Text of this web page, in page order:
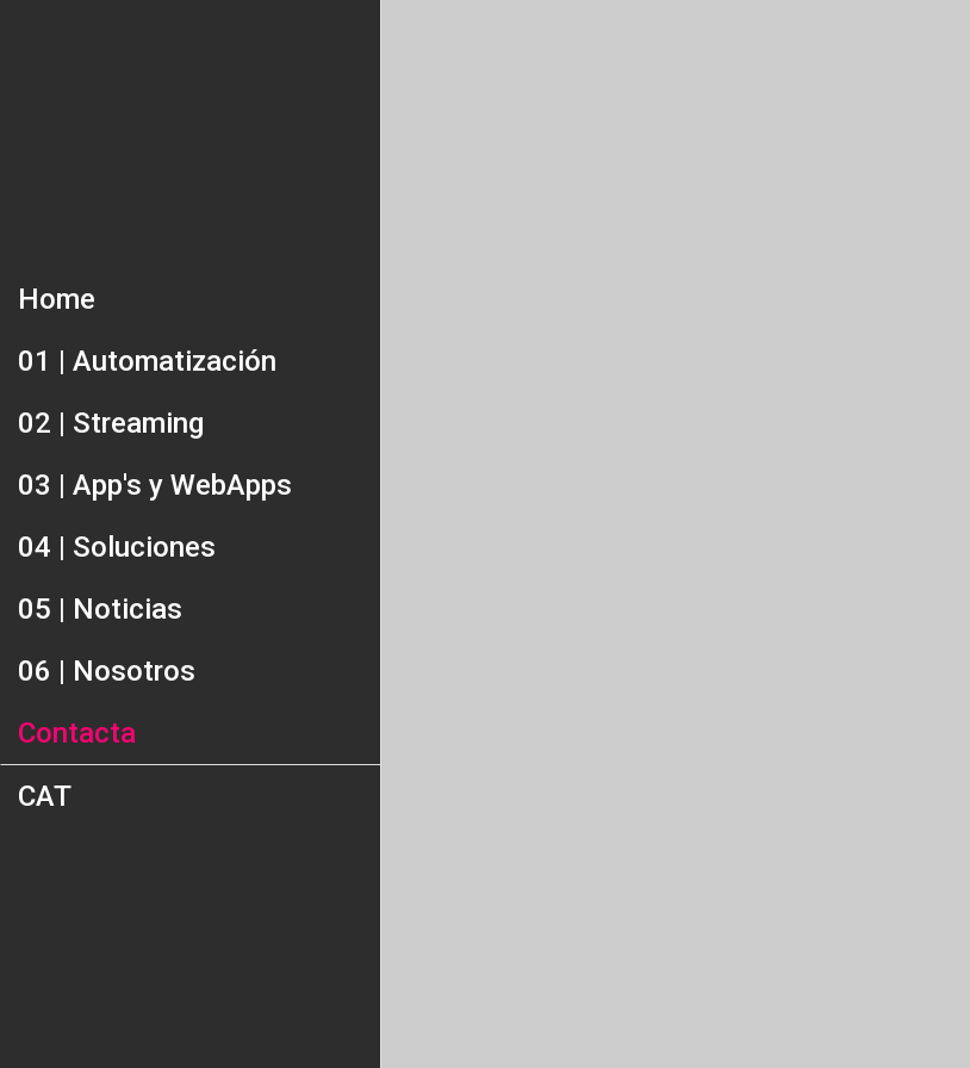
Home
01 | Automatización
02 | Streaming
03 | App's y WebApps
04 | Soluciones
05 | Noticias
06 | Nosotros
Contacta
CAT